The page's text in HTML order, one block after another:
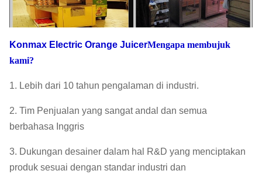
Konmax Electric Orange JuicerMengapa membujuk
kami?
1. Lebih dari 10 tahun pengalaman di industri.
2. Tim Penjualan yang sangat andal dan semua
berbahasa Inggris
3. Dukungan desainer dalam hal R&D yang menciptakan
produk sesuai dengan standar industri dan